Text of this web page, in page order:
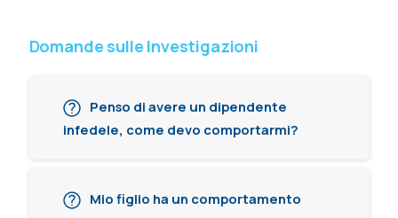
Domande sulle Investigazioni
Penso di avere un dipendente
infedele, come devo comportarmi?
Mio figlio ha un comportamento